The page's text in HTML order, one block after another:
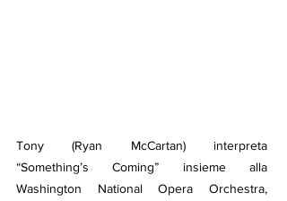
Tony (Ryan McCartan) interpreta
“Something’s Coming” insieme alla
Washington National Opera Orchestra,